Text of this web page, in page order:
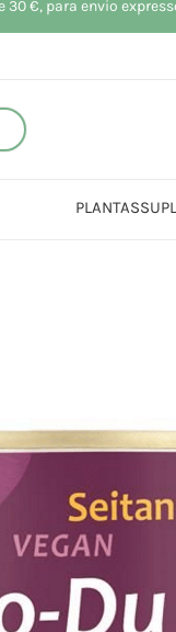
PLANTAS
€, para envio